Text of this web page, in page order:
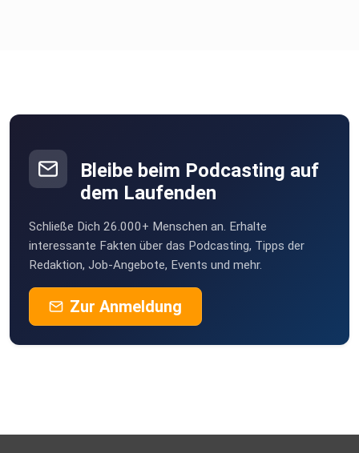
Bleibe beim Podcasting auf
dem Laufenden
Schließe Dich 26.000+ Menschen an. Erhalte
interessante Fakten über das Podcasting, Tipps der
Redaktion, Job-Angebote, Events und mehr.
Zur Anmeldung